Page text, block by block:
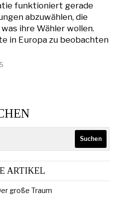
funktioniert gerade
abzuwählen, die
ihre Wähler wollen.
in Europa zu beobachten
Suchen
ARTIKEL
große Traum